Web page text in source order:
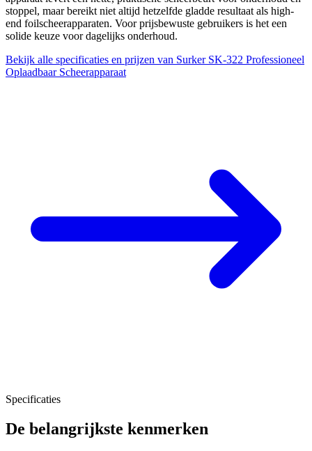
stoppel, maar bereikt niet altijd hetzelfde gladde resultaat als high-
end foilscheerapparaten. Voor prijsbewuste gebruikers is het een
solide keuze voor dagelijks onderhoud.
Bekijk alle specificaties en prijzen van Surker SK-322 Professioneel
Oplaadbaar Scheerapparaat
Specificaties
De belangrijkste kenmerken